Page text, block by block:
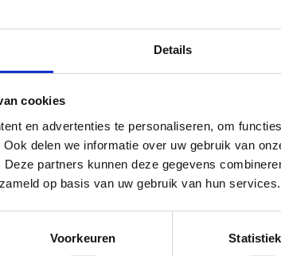
Details
cookies
en advertenties te personaliseren, om
delen we informatie over uw gebruik van
partners kunnen deze gegevens
op basis van uw gebruik van hun services.
Voorkeuren